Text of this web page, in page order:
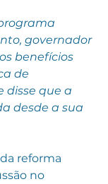
governador
benefícios
de
disse que a
desde a sua
reforma
no